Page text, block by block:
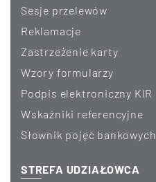
Sesje przelewów
Reklamacje
Zastrzeżenie karty
Wzory formularzy
Podpis elektroniczny KIR
Wskaźniki referencyjne
Słownik pojęć bankowych
STREFA UDZIAŁOWCA